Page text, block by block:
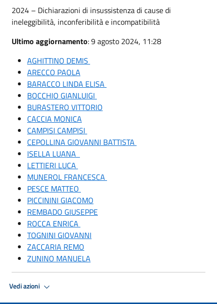
2024 – Dichiarazioni di insussistenza di cause di
ineleggibilità, inconferibilità e incompatibilità
Ultimo aggiornamento: 9 agosto 2024, 11:28
AGHITTINO DEMIS
ARECCO PAOLA
BARACCO LINDA ELISA
BOCCHIO GIANLUIGI
BURASTERO VITTORIO
CACCIA MONICA
CAMPISI CAMPISI
CEPOLLINA GIOVANNI BATTISTA
ISELLA LUANA
LETTIERI LUCA
MUNEROL FRANCESCA
PESCE MATTEO
PICCININI GIACOMO
REMBADO GIUSEPPE
ROCCA ENRICA
TOGNINI GIOVANNI
ZACCARIA REMO
ZUNINO MANUELA
Vedi azioni